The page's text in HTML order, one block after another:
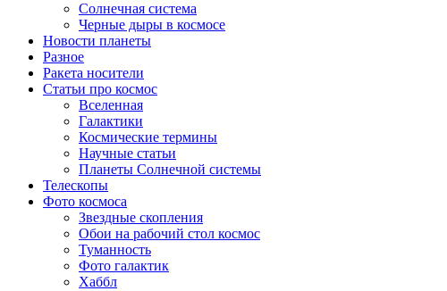
Солнечная система
Черные дыры в космосе
Новости планеты
Разное
Ракета носители
Статьи про космос
Вселенная
Галактики
Космические термины
Научные статьи
Планеты Солнечной системы
Телескопы
Фото космоса
Звездные скопления
Обои на рабочий стол космос
Туманность
Фото галактик
Хаббл